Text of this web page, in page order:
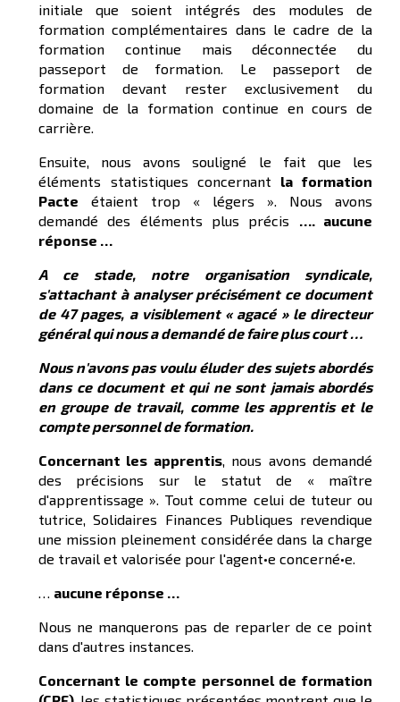
initiale que soient intégrés des modules de
formation complémentaires dans le cadre de la
formation continue mais déconnectée du
passeport de formation. Le passeport de
formation devant rester exclusivement du
domaine de la formation continue en cours de
carrière.
Ensuite, nous avons souligné le fait que les
éléments statistiques concernant la formation
Pacte étaient trop « légers ». Nous avons
demandé des éléments plus précis …. aucune
réponse …
A ce stade, notre organisation syndicale,
s'attachant à analyser précisément ce document
de 47 pages, a visiblement « agacé » le directeur
général qui nous a demandé de faire plus court …
Nous n'avons pas voulu éluder des sujets abordés
dans ce document et qui ne sont jamais abordés
en groupe de travail, comme les apprentis et le
compte personnel de formation.
Concernant les apprentis, nous avons demandé
des précisions sur le statut de « maître
d'apprentissage ». Tout comme celui de tuteur ou
tutrice, Solidaires Finances Publiques revendique
une mission pleinement considérée dans la charge
de travail et valorisée pour l'agent•e concerné•e.
… aucune réponse …
Nous ne manquerons pas de reparler de ce point
dans d'autres instances.
Concernant le compte personnel de formation